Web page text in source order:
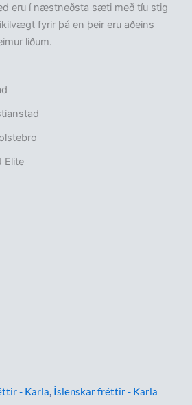
eru í næstneðsta sæti með tíu stig
fyrir þá en þeir eru aðeins
liðum.
Elite
- Karla, Íslenskar fréttir - Karla